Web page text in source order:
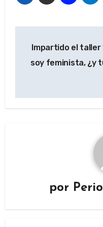
de
Impartido el taller
soy feminista, ¿y
por